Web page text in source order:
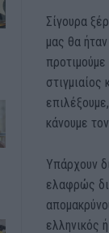
Σίγουρα
μας θα
κάνουμε
Υπάρχουν
ελαφρώς
ελληνικός